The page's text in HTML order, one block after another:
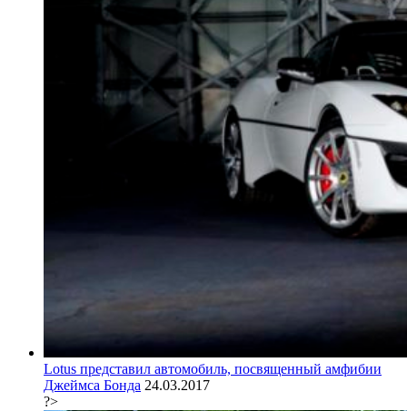
Lotus представил автомобиль, посвященный амфибии
Джеймса Бонда 24.03.2017
?>